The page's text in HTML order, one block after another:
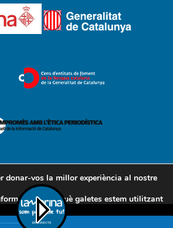
Política de cookies
Política de privacitat
AMCL
donar-vos la millor experiència al nostre
sobre què galetes estem utilitzant
configuració.